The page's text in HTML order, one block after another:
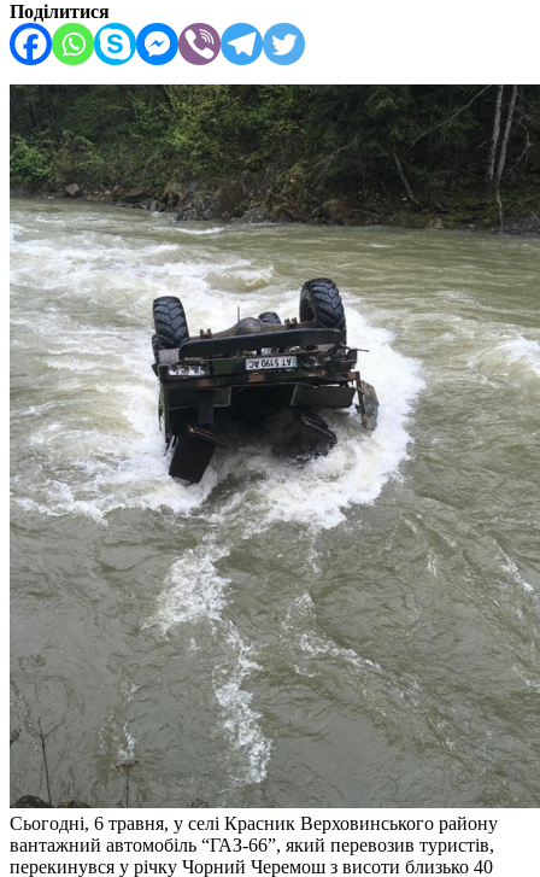
Поділитися
Сьогодні, 6 травня, у селі Красник Верховинського району
вантажний автомобіль “ГАЗ-66”, який перевозив туристів,
перекинувся у річку Чорний Черемош з висоти близько 40